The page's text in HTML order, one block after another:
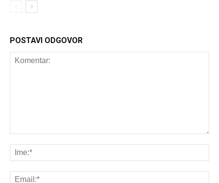
POSTAVI ODGOVOR